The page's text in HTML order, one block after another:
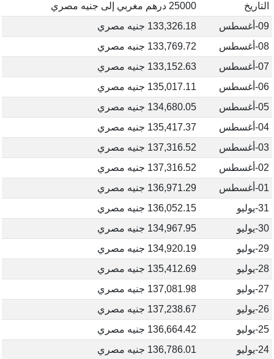
التاريخ
25000 درهم مغربي إلى جنيه مصري
09-أغسطس
133,326.18 جنيه مصري
08-أغسطس
133,769.72 جنيه مصري
07-أغسطس
133,152.63 جنيه مصري
06-أغسطس
135,017.11 جنيه مصري
05-أغسطس
134,680.05 جنيه مصري
04-أغسطس
135,417.37 جنيه مصري
03-أغسطس
137,316.52 جنيه مصري
02-أغسطس
137,316.52 جنيه مصري
01-أغسطس
136,971.29 جنيه مصري
31-يوليو
136,052.15 جنيه مصري
30-يوليو
134,967.95 جنيه مصري
29-يوليو
134,920.19 جنيه مصري
28-يوليو
135,412.69 جنيه مصري
27-يوليو
137,081.98 جنيه مصري
26-يوليو
137,238.67 جنيه مصري
25-يوليو
136,664.42 جنيه مصري
24-يوليو
136,786.01 جنيه مصري